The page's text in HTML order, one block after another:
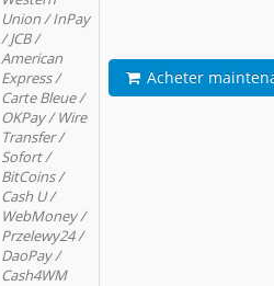
Union / InPay
/ JCB /
American
Express /
Carte Bleue /
OKPay / Wire
Transfer /
Sofort /
BitCoins /
Cash U /
WebMoney /
Przelewy24 /
DaoPay /
Cash4WM
Acheter